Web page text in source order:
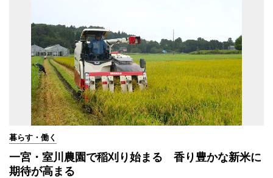
暮らす・働く
一宮・室川農園で稲刈り始まる 香り豊かな新米に
期待が高まる